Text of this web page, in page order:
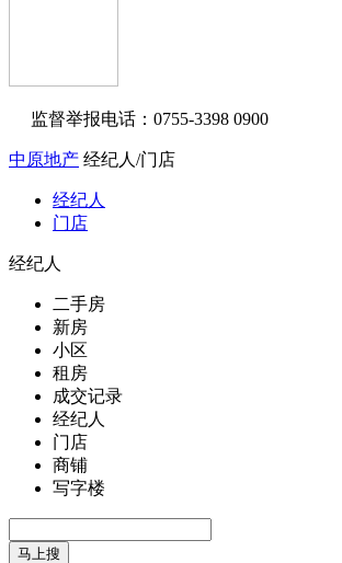
监督举报电话：0755-3398 0900
中原地产 经纪人/门店
经纪人
门店
经纪人
二手房
新房
小区
租房
成交记录
经纪人
门店
商铺
写字楼
马上搜